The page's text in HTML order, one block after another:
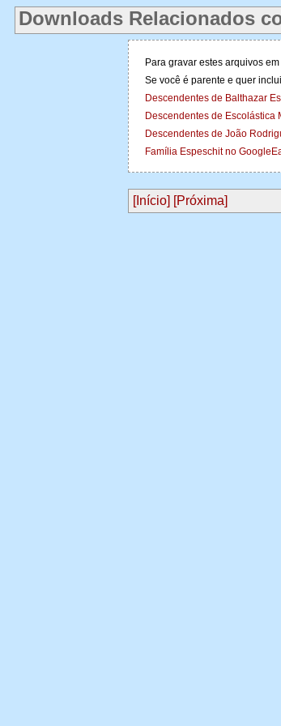
Downloads Relacionados
Para gravar estes arquivos
Se você é parente e quer
Descendentes de Balthazar
Descendentes de Escolástica
Descendentes de João
Família Espeschit no
[Início] [Próxima]